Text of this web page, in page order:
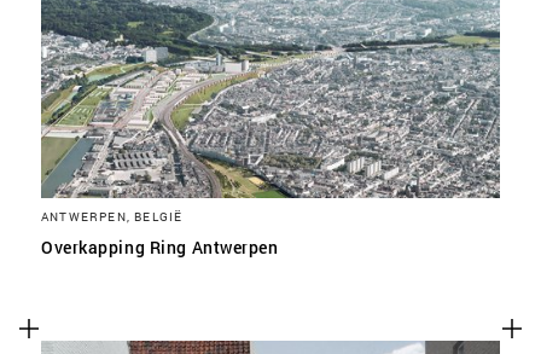
ANTWERPEN, BELGIË
Overkapping Ring Antwerpen
SLA VOORKEUREN OP